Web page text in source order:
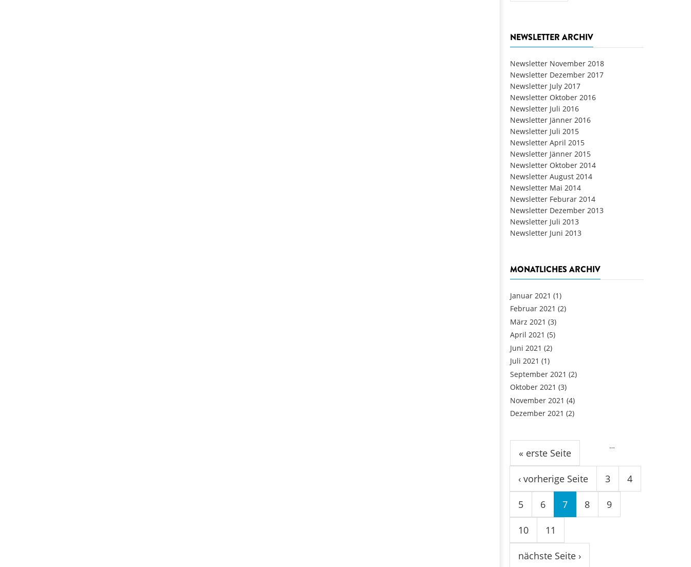
NEWSLETTER ARCHIV
Newsletter November 2018
Newsletter Dezember 2017
Newsletter July 2017
Newsletter Oktober 2016
Newsletter Juli 2016
Newsletter Jänner 2016
Newsletter Juli 2015
Newsletter April 2015
Newsletter Jänner 2015
Newsletter Oktober 2014
Newsletter August 2014
Newsletter Mai 2014
Newsletter Feburar 2014
Newsletter Dezember 2013
Newsletter Juli 2013
Newsletter Juni 2013
MONATLICHES ARCHIV
Januar 2021 (1)
Februar 2021 (2)
März 2021 (3)
April 2021 (5)
Juni 2021 (2)
Juli 2021 (1)
September 2021 (2)
Oktober 2021 (3)
November 2021 (4)
Dezember 2021 (2)
Seiten
« erste Seite
‹ vorherige Seite
…
3 4
5 6 7 8 9
10 11
nächste Seite ›